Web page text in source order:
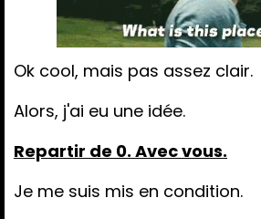
Ok cool, mais pas assez clair.
Alors, j'ai eu une idée.
Repartir de 0. Avec vous.
Je me suis mis en condition.